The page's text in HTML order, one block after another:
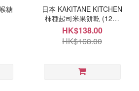
糖
日本 KAKITANE KITCHEN
柿種起司米果餅乾 (12袋
入) 9月尾
HK$138.00
HK$168.00